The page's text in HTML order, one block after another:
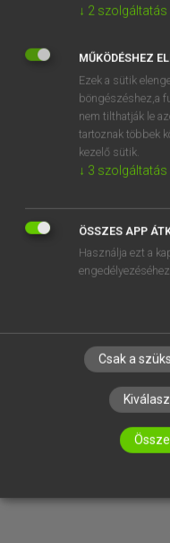
EGYÉNI
↓ 2 szolgáltatás
MŰKÖDÉSHEZ
Ezek a sütik
böngészéshez,a
nem tilthatják le
tartoznak többek
kezelő sütik.
↓ 3 szolgáltatás
ÖSSZES APP
Használja ezt a
Csak a